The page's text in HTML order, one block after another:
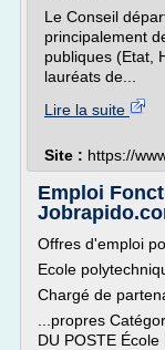
Le Conseil
principalement
publiques (Etat,
lauréats de...
Lire la suite
Site : https://
Emploi
Offres d'emploi
Ecole
Chargé de
...propres
DU POSTE